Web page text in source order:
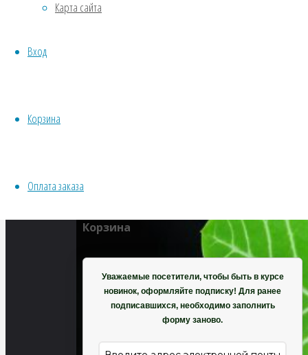
Карта сайта
Вход
Корзина
Оплата заказа
Водные
Весь перечень семян магазина
Кашпо, горшки
Корзина
Уважаемые посетители, чтобы быть в курсе
новинок, оформляйте подписку! Для ранее
подписавшихся, необходимо заполнить
форму заново.